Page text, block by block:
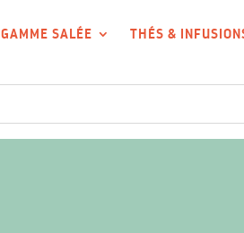
GAMME SALÉE THÉS &